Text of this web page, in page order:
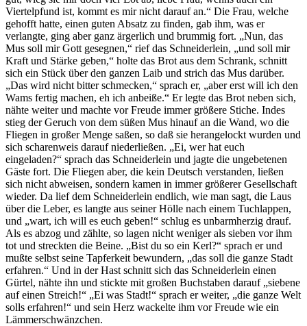
Viertelpfund ist, kommt es mir nicht darauf an.“ Die Frau, welche
gehofft hatte, einen guten Absatz zu finden, gab ihm, was er
verlangte, ging aber ganz ärgerlich und brummig fort. „Nun, das
Mus soll mir Gott gesegnen,“ rief das Schneiderlein, „und soll mir
Kraft und Stärke geben,“ holte das Brot aus dem Schrank, schnitt
sich ein Stück über den ganzen Laib und strich das Mus darüber.
„Das wird nicht bitter schmecken,“ sprach er, „aber erst will ich den
Wams fertig machen, eh ich anbeiße.“ Er legte das Brot neben sich,
nähte weiter und machte vor Freude immer größere Stiche. Indes
stieg der Geruch von dem süßen Mus hinauf an die Wand, wo die
Fliegen in großer Menge saßen, so daß sie herangelockt wurden und
sich scharenweis darauf niederließen. „Ei, wer hat euch
eingeladen?“ sprach das Schneiderlein und jagte die ungebetenen
Gäste fort. Die Fliegen aber, die kein Deutsch verstanden, ließen
sich nicht abweisen, sondern kamen in immer größerer Gesellschaft
wieder. Da lief dem Schneiderlein endlich, wie man sagt, die Laus
über die Leber, es langte aus seiner Hölle nach einem Tuchlappen,
und „wart, ich will es euch geben!“ schlug es unbarmherzig drauf.
Als es abzog und zählte, so lagen nicht weniger als sieben vor ihm
tot und streckten die Beine. „Bist du so ein Kerl?“ sprach er und
mußte selbst seine Tapferkeit bewundern, „das soll die ganze Stadt
erfahren.“ Und in der Hast schnitt sich das Schneiderlein einen
Gürtel, nähte ihn und stickte mit großen Buchstaben darauf „siebene
auf einen Streich!“ „Ei was Stadt!“ sprach er weiter, „die ganze Welt
solls erfahren!“ und sein Herz wackelte ihm vor Freude wie ein
Lämmerschwänzchen.